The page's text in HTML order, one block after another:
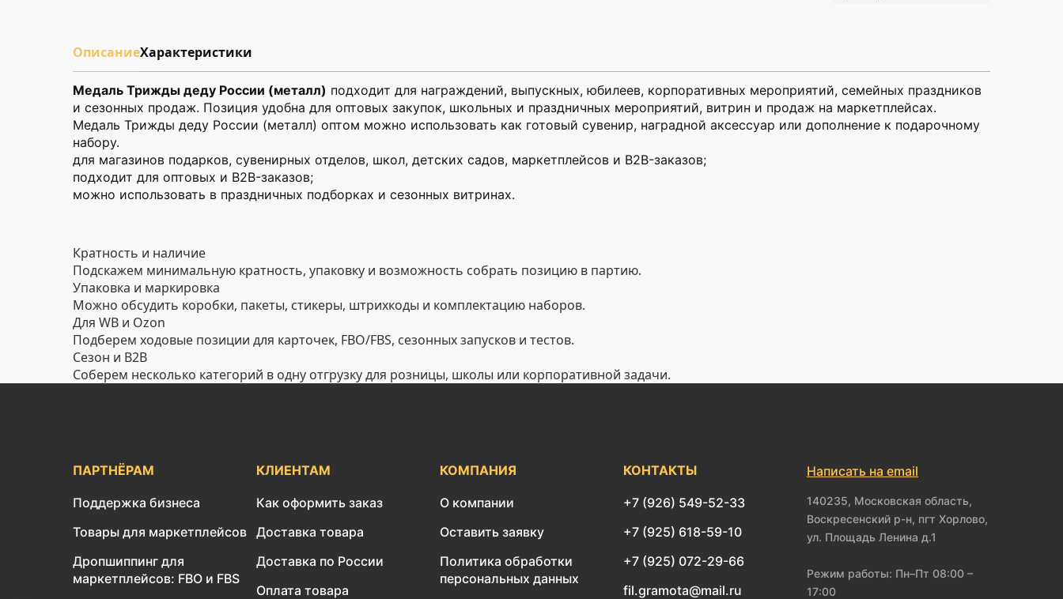
ОписаниеХарактеристики
Медаль Трижды деду России (металл) подходит для награждений, выпускных, юбилеев, корпоративных мероприятий, семейных праздников
и сезонных продаж. Позиция удобна для оптовых закупок, школьных и праздничных мероприятий, витрин и продаж на маркетплейсах.
Медаль Трижды деду России (металл) оптом можно использовать как готовый сувенир, наградной аксессуар или дополнение к подарочному
набору.
для магазинов подарков, сувенирных отделов, школ, детских садов, маркетплейсов и B2B-заказов;
подходит для оптовых и B2B-заказов;
можно использовать в праздничных подборках и сезонных витринах.
Кратность и наличие
Подскажем минимальную кратность, упаковку и возможность собрать позицию в партию.
Упаковка и маркировка
Можно обсудить коробки, пакеты, стикеры, штрихкоды и комплектацию наборов.
Для WB и Ozon
Подберем ходовые позиции для карточек, FBO/FBS, сезонных запусков и тестов.
Сезон и B2B
Соберем несколько категорий в одну отгрузку для розницы, школы или корпоративной задачи.
ПАРТНЁРАМ
Поддержка бизнеса
Товары для маркетплейсов
Дропшиппинг для
маркетплейсов: FBO и FBS
КЛИЕНТАМ
Как оформить заказ
Доставка товара
Доставка по России
Оплата товара
КОМПАНИЯ
О компании
Оставить заявку
Политика обработки
персональных данных
КОНТАКТЫ
+7 (926) 549-52-33
+7 (925) 618-59-10
+7 (925) 072-29-66
fil.gramota@mail.ru
Написать на email
140235, Московская область,
Воскресенский р-н, пгт Хорлово,
ул. Площадь Ленина д.1
Режим работы: Пн–Пт 08:00 –
17:00